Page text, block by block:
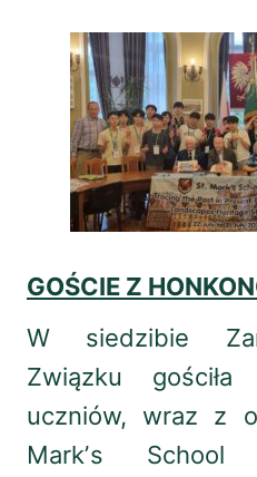
GOŚCIE Z
W siedzibie
Związku
uczniów, wraz z
Markʼs